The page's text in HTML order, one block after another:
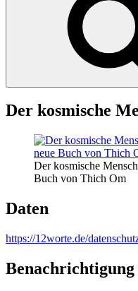
Der kosmische
Der kosmische
Buch von Thich Om
Daten
https://12worte.de/